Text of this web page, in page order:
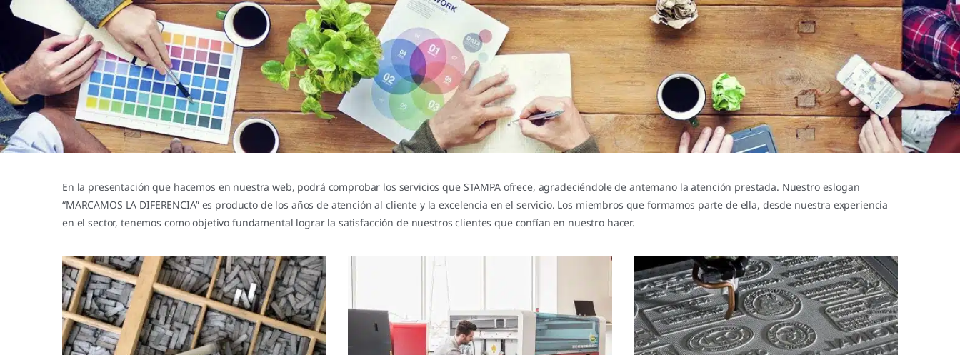
En la presentación que hacemos en nuestra web, podrá comprobar los servicios que STAMPA ofrece, agradeciéndole de antemano la atención prestada. Nuestro eslogan
“MARCAMOS LA DIFERENCIA” es producto de los años de atención al cliente y la excelencia en el servicio. Los miembros que formamos parte de ella, desde nuestra experiencia
en el sector, tenemos como objetivo fundamental lograr la satisfacción de nuestros clientes que confían en nuestro hacer.